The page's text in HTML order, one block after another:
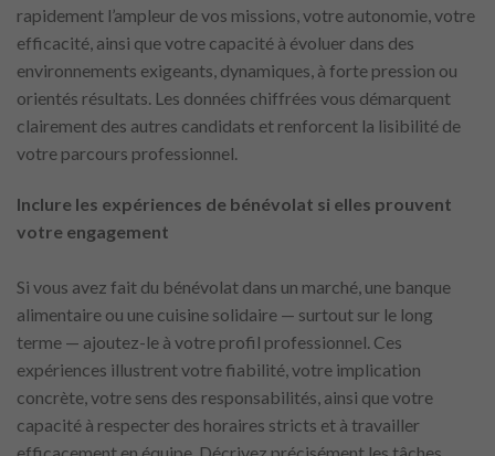
rapidement l’ampleur de vos missions, votre autonomie, votre
efficacité, ainsi que votre capacité à évoluer dans des
environnements exigeants, dynamiques, à forte pression ou
orientés résultats. Les données chiffrées vous démarquent
clairement des autres candidats et renforcent la lisibilité de
votre parcours professionnel.
Inclure les expériences de bénévolat si elles prouvent
votre engagement
Si vous avez fait du bénévolat dans un marché, une banque
alimentaire ou une cuisine solidaire — surtout sur le long
terme — ajoutez-le à votre profil professionnel. Ces
expériences illustrent votre fiabilité, votre implication
concrète, votre sens des responsabilités, ainsi que votre
capacité à respecter des horaires stricts et à travailler